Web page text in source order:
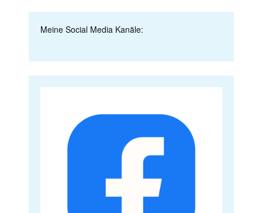
Meine Social Media Kanäle: